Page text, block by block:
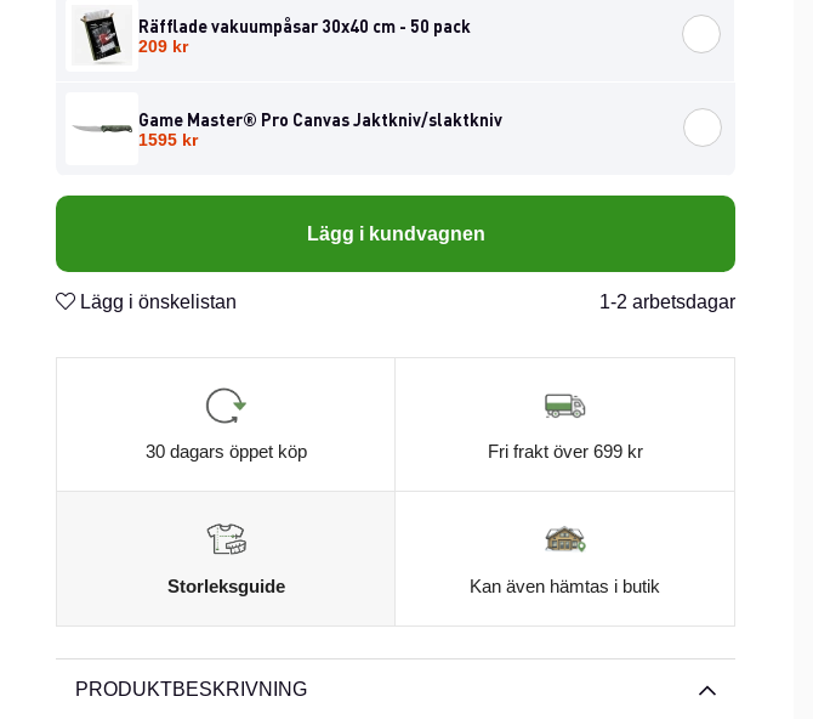
Räfflade vakuumpåsar 30x40 cm - 50 pack
209 kr
Game Master® Pro Canvas Jaktkniv/slaktkniv
1595 kr
Lägg i kundvagnen
Lägg i önskelistan 1-2 arbetsdagar
30 dagars öppet köp Fri frakt över 699 kr
Storleksguide Kan även hämtas i butik
PRODUKTBESKRIVNING